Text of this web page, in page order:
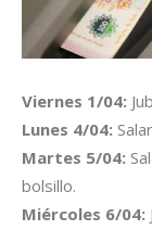
Viernes 1/04:
Lunes 4/04:
Martes 5/04:
bolsillo.
Miércoles 6/04: